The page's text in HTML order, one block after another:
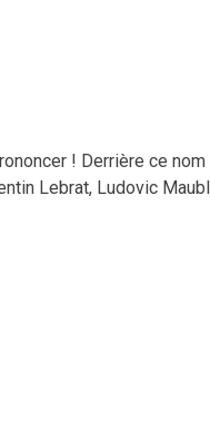
! Derrière ce nom
Lebrat, Ludovic